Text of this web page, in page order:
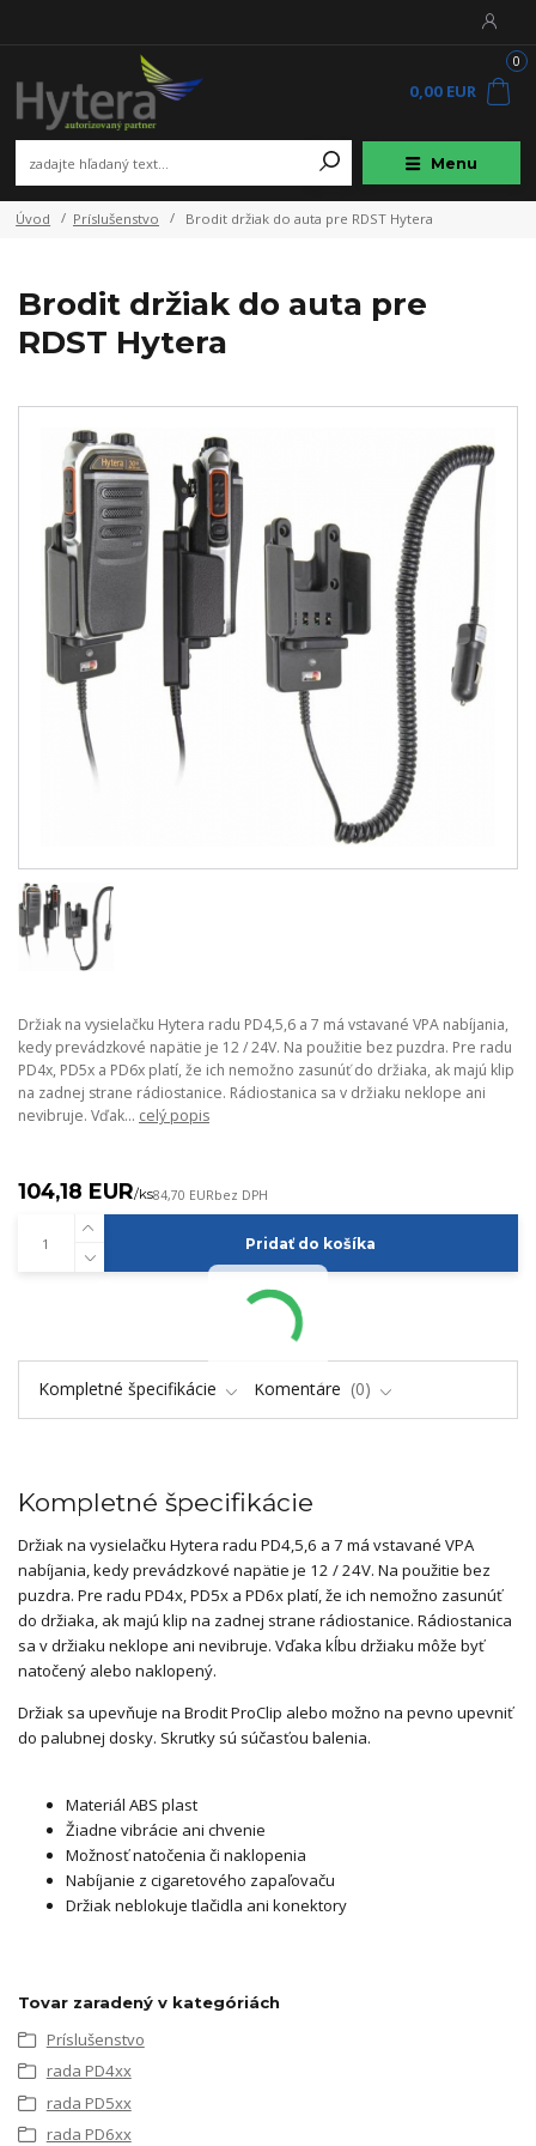
Menu
0
0,00 EUR
Úvod Príslušenstvo Brodit držiak do auta pre RDST Hytera
Brodit držiak do auta pre
RDST Hytera
Držiak na vysielačku Hytera radu PD4,5,6 a 7 má vstavané VPA nabíjania,
kedy prevádzkové napätie je 12 / 24V. Na použitie bez puzdra. Pre radu
PD4x, PD5x a PD6x platí, že ich nemožno zasunúť do držiaka, ak majú klip
na zadnej strane rádiostanice. Rádiostanica sa v držiaku neklope ani
nevibruje. Vďak... celý popis
104,18 EUR/ks84,70 EURbez DPH
Pridať do košíka
Kompletné špecifikácie Komentáre 0
Kompletné špecifikácie
Držiak na vysielačku Hytera radu PD4,5,6 a 7 má vstavané VPA
nabíjania, kedy prevádzkové napätie je 12 / 24V. Na použitie bez
puzdra. Pre radu PD4x, PD5x a PD6x platí, že ich nemožno zasunúť
do držiaka, ak majú klip na zadnej strane rádiostanice. Rádiostanica
sa v držiaku neklope ani nevibruje. Vďaka kĺbu držiaku môže byť
natočený alebo naklopený.
Držiak sa upevňuje na Brodit ProClip alebo možno na pevno upevniť
do palubnej dosky. Skrutky sú súčasťou balenia.
Materiál ABS plast
Žiadne vibrácie ani chvenie
Možnosť natočenia či naklopenia
Nabíjanie z cigaretového zapaľovaču
Držiak neblokuje tlačidla ani konektory
Tovar zaradený v kategóriách
Príslušenstvo
rada PD4xx
rada PD5xx
rada PD6xx